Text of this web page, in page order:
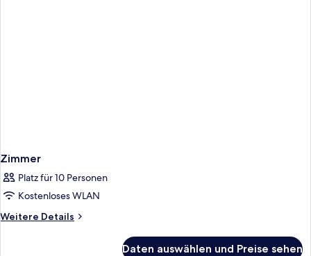
Zimmer
Platz für 10 Personen
Kostenloses WLAN
Weitere Details
Weitere
Daten auswählen und Preise sehen